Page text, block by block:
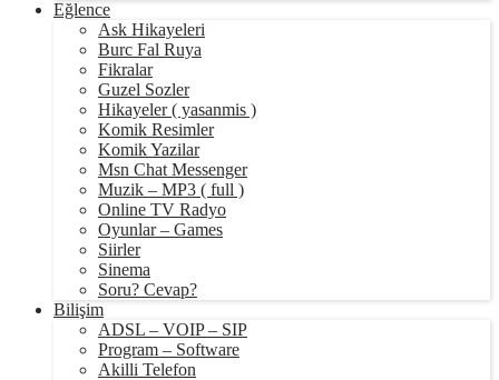
Eğlence
Ask Hikayeleri
Burc Fal Ruya
Fikralar
Guzel Sozler
Hikayeler ( yasanmis )
Komik Resimler
Komik Yazilar
Msn Chat Messenger
Muzik – MP3 ( full )
Online TV Radyo
Oyunlar – Games
Siirler
Sinema
Soru? Cevap?
Bilişim
ADSL – VOIP – SIP
Program – Software
Akilli Telefon